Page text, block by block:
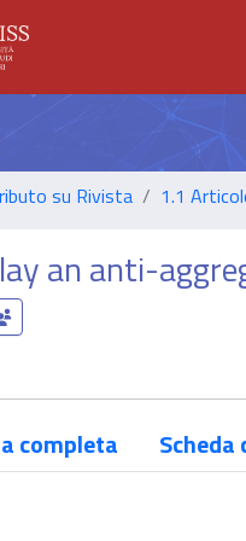
su Rivista 1.1
an anti-
completa Scheda